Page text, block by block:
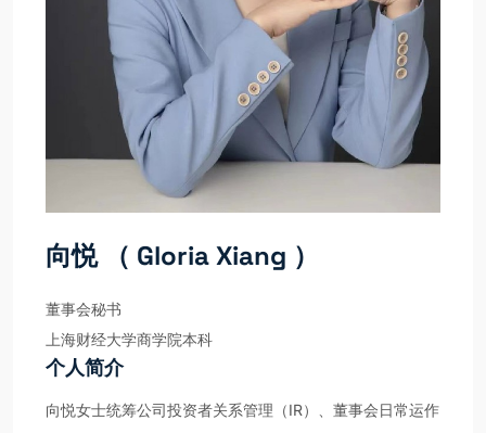
向悦 （ Gloria Xiang ）
董事会秘书
上海财经大学商学院本科
个人简介
向悦女士统筹公司投资者关系管理（IR）、董事会日常运作